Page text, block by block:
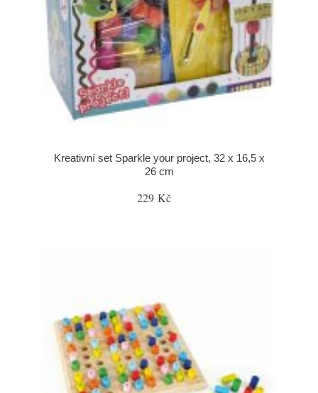
Kreativní set Sparkle your project, 32 x 16,5 x
26 cm
229 Kč